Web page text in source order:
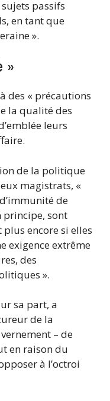
passifs
en tant que
».
»
des « précautions
la qualité des
leurs
de la politique
magistrats, «
de
sont
encore si elles
exigence extrême
des
».
sa part, a
de la
– de
en raison du
à l’octroi